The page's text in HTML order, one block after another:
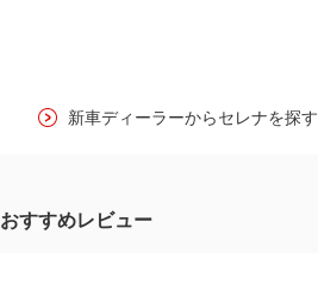
新車ディーラーからセレナを探す
おすすめレビュー